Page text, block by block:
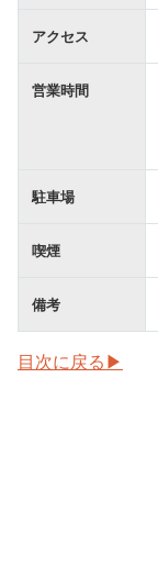
アクセス
営業時間
駐車場
喫煙
備考
目次に戻る▶︎